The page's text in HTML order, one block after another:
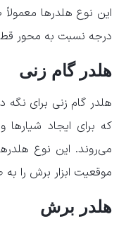
درجه نسبت به محور
هلدر گام زنی
هلدر گام زنی برای نگه
که برای ایجاد
می‌روند. این نوع
موقعیت ابزار برش را
هلدر برش